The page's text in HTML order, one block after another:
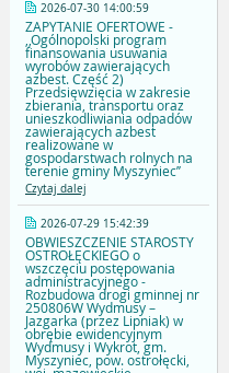
2026-07-30 14:00:59
ZAPYTANIE OFERTOWE -
,,Ogólnopolski program
finansowania usuwania
wyrobów zawierających
azbest. Część 2)
Przedsięwzięcia w zakresie
zbierania, transportu oraz
unieszkodliwiania odpadów
zawierających azbest
realizowane w
gospodarstwach rolnych na
terenie gminy Myszyniec’’
Czytaj dalej
2026-07-29 15:42:39
OBWIESZCZENIE STAROSTY
OSTROŁĘCKIEGO o
wszczęciu postępowania
administracyjnego -
Rozbudowa drogi gminnej nr
250806W Wydmusy –
Jazgarka (przez Lipniak) w
obrębie ewidencyjnym
Wydmusy i Wykrot, gm.
Myszyniec, pow. ostrołęcki,